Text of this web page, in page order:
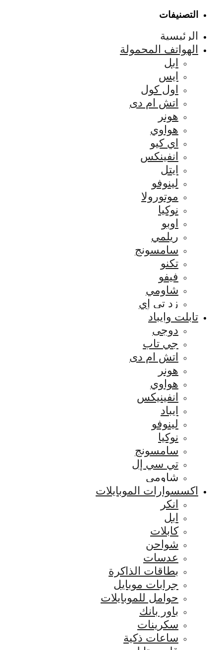
التصنيفات
الرئيسية
الهواتف المحمولة
ابل
ايس
اول كول
اتش ام دى
هونر
هواوي
اي كيو
انفينكس
ايتل
لينوفو
موتورولا
نوكيا
اوبو
ريلمي
سامسونج
تكنو
فيفو
شاومي
زد تي إي
تابلت وايباد
دوجى
جي تاب
اتش ام دى
هونر
هواوي
انفينيكس
ايباد
لينوفو
نوكيا
سامسونج
تي سي إل
شاومي
اكسسوارات الموبايلات
انكر
ابل
كابلات
شواحن
عدسات
بطاقات الذاكرة
جرابات موبايل
حوامل للموبايلات
باور بانك
سكرينات
ساعات ذكية